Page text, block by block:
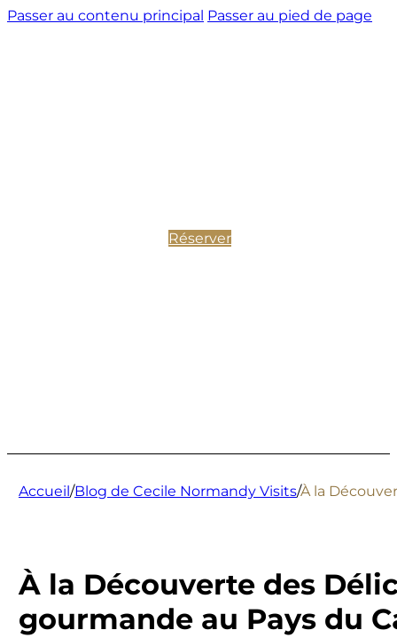
Passer au contenu principal Passer au pied de page
Réserver
Accueil/Blog de Cecile Normandy Visits/À la
À la Découverte des
gourmande au Pays du